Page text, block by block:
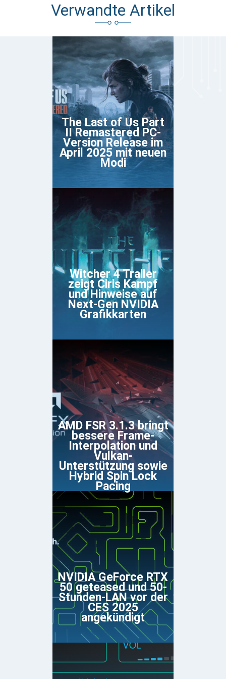
Verwandte Artikel
The Last of Us Part
II Remastered PC-
Version Release im
April 2025 mit neuen
Modi
Witcher 4 Trailer
zeigt Ciris Kampf
und Hinweise auf
Next-Gen NVIDIA
Grafikkarten
AMD FSR 3.1.3 bringt
bessere Frame-
Interpolation und
Vulkan-
Unterstützung sowie
Hybrid Spin Lock
Pacing
NVIDIA GeForce RTX
50 geteased und 50-
Stunden-LAN vor der
CES 2025
angekündigt